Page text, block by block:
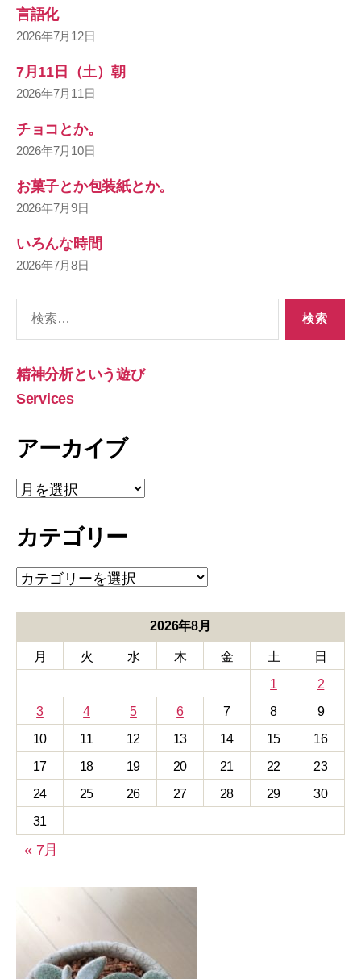
言語化
2026年7月12日
7月11日（土）朝
2026年7月11日
チョコとか。
2026年7月10日
お菓子とか包装紙とか。
2026年7月9日
いろんな時間
2026年7月8日
象:
精神分析という遊び
Services
アーカイブ
ア
ー
イ
カテゴリー
カ
テ
ー
2026年8月
月 火 水 木 金 土
日
1
2
3
4 5 6 7 8
9
10
11 12 13 14 15
16
17
18 19 20 21 22
23
24
25 26 27 28 29
30
31
« 7月